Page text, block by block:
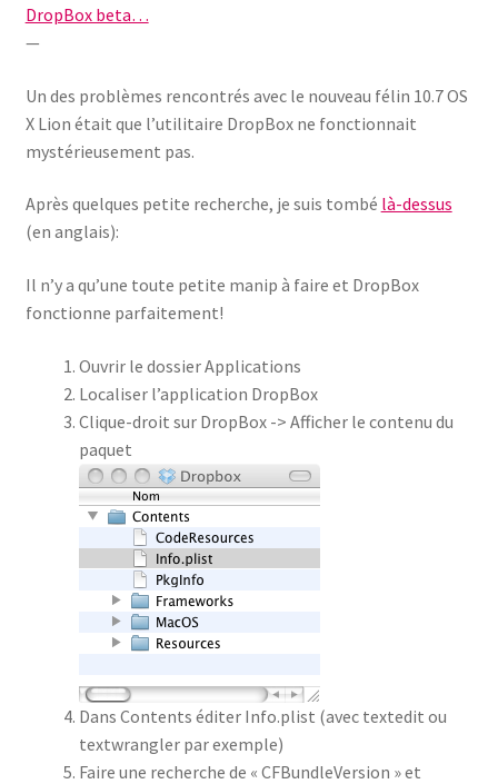
DropBox beta…
—
Un des problèmes rencontrés avec le nouveau félin 10.7 OS
X Lion était que l’utilitaire DropBox ne fonctionnait
mystérieusement pas.
Après quelques petite recherche, je suis tombé là-dessus
(en anglais):
Il n’y a qu’une toute petite manip à faire et DropBox
fonctionne parfaitement!
Ouvrir le dossier Applications
Localiser l’application DropBox
Clique-droit sur DropBox -> Afficher le contenu du
paquet
Dans Contents éditer Info.plist (avec textedit ou
textwrangler par exemple)
Faire une recherche de « CFBundleVersion » et